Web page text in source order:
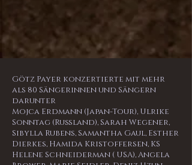
Götz Payer konzertierte mit mehr
als 80 Sängerinnen und Sängern
darunter
Mojca Erdmann (Japan-Tour), Ulrike
Sonntag (Rußland), Sarah Wegener,
Sibylla Rubens, Samantha Gaul, Esther
Dierkes, Hamida Kristoffersen, KS
Helene Schneiderman ( USA), Angela